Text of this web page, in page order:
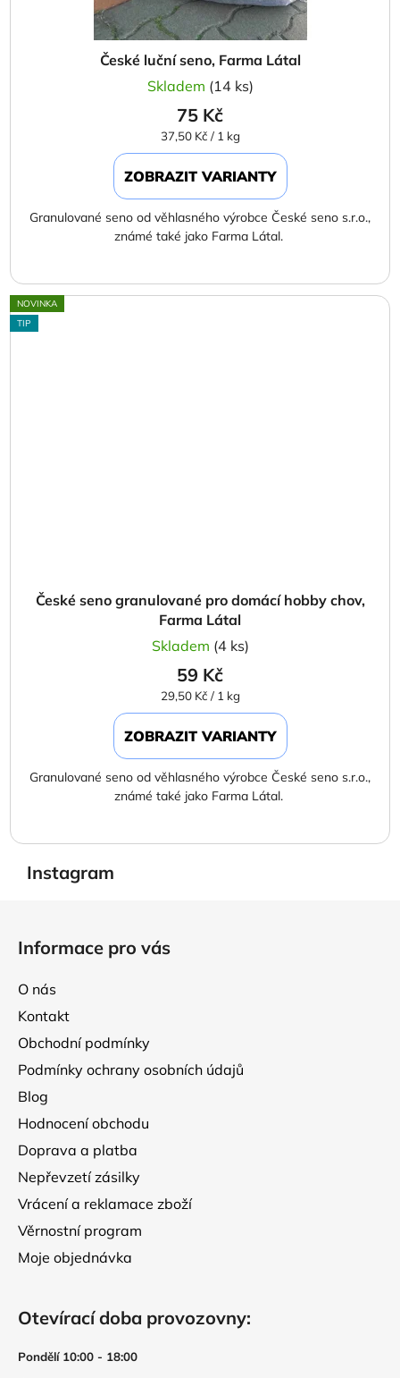
České luční seno, Farma Látal
Skladem (14 ks)
75 Kč
Měrná
cena:
37,50 Kč / 1 kg
ZOBRAZIT VARIANTY
Granulované seno od věhlasného výrobce České seno s.r.o.,
známé také jako Farma Látal.
NOVINKA
TIP
České seno granulované pro domácí hobby chov,
Farma Látal
Skladem (4 ks)
59 Kč
Měrná
cena:
29,50 Kč / 1 kg
ZOBRAZIT VARIANTY
Granulované seno od věhlasného výrobce České seno s.r.o.,
známé také jako Farma Látal.
Instagram
Informace pro vás
O nás
Kontakt
Obchodní podmínky
Podmínky ochrany osobních údajů
Blog
Hodnocení obchodu
Doprava a platba
Nepřevzetí zásilky
Vrácení a reklamace zboží
Věrnostní program
Moje objednávka
Otevírací doba provozovny:
Pondělí 10:00 - 18:00